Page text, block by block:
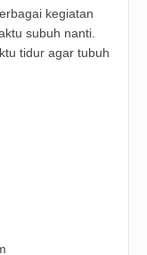
kegiatan
subuh nanti.
tidur agar tubuh